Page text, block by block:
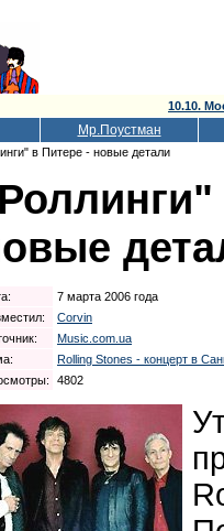
10.10.
Мр.Поустман
в Питере - новые детали
7 марта 2006 года
Corvin
Music.com.ua
Rolling Stones - концерт в
4802